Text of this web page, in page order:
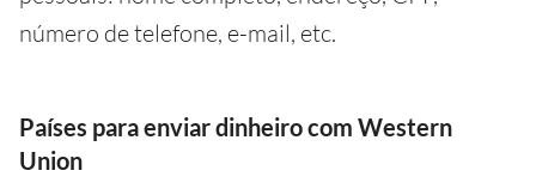
número de telefone, e-mail, etc.
Países para enviar dinheiro com Western
Union